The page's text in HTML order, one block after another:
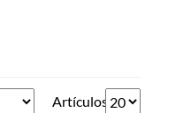
Artículos